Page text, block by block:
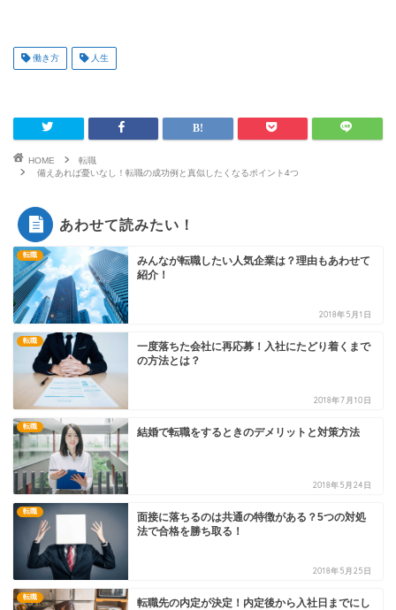
働き方 人生
HOME
転職
備えあれば憂いなし！転職の成功例と真似したくなるポイント4つ
あわせて読みたい！
転職
みんなが転職したい人気企業は？理由もあわせて
紹介！
2018年5月1日
転職
一度落ちた会社に再応募！入社にたどり着くまで
の方法とは？
2018年7月10日
転職 結婚で転職をするときのデメリットと対策方法
2018年5月24日
転職
面接に落ちるのは共通の特徴がある？5つの対処
法で合格を勝ち取る！
2018年5月25日
転職
転職先の内定が決定！内定後から入社日までにし